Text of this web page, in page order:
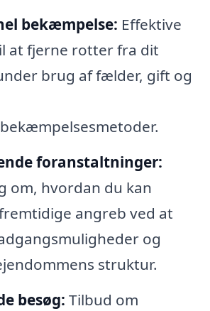
bekæmpelse: Effektive
at fjerne rotter fra dit
brug af fælder, gift og
foranstaltninger:
om, hvordan du kan
angreb ved at
og
struktur.
besøg: Tilbud om